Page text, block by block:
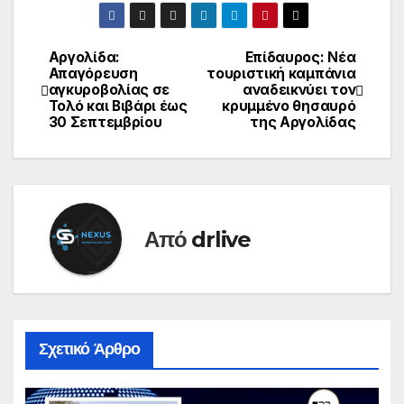
Επίδαυρος: Νέα
τουριστική καμπάνια
αναδεικνύει τον
κρυμμένο θησαυρό
της Αργολίδας
Αργολίδα:
Απαγόρευση
αγκυροβολίας σε
Τολό και Βιβάρι έως
30 Σεπτεμβρίου
Από drlive
Σχετικό Άρθρο